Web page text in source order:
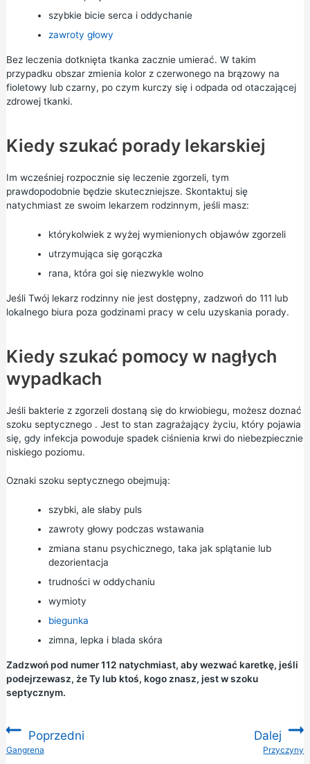
szybkie bicie serca i oddychanie
zawroty głowy
Bez leczenia dotknięta tkanka zacznie umierać. W takim
przypadku obszar zmienia kolor z czerwonego na brązowy na
fioletowy lub czarny, po czym kurczy się i odpada od otaczającej
zdrowej tkanki.
Kiedy szukać porady lekarskiej
Im wcześniej rozpocznie się leczenie zgorzeli, tym
prawdopodobnie będzie skuteczniejsze. Skontaktuj się
natychmiast ze swoim lekarzem rodzinnym, jeśli masz:
którykolwiek z wyżej wymienionych objawów zgorzeli
utrzymująca się gorączka
rana, która goi się niezwykle wolno
Jeśli Twój lekarz rodzinny nie jest dostępny, zadzwoń do 111 lub
lokalnego biura poza godzinami pracy wcelu uzyskania porady.
Kiedy szukać pomocy w nagłych
wypadkach
Jeśli bakterie z zgorzeli dostaną się do krwiobiegu, możesz doznać
szoku septycznego. Jest to stan zagrażający życiu, który pojawia
się, gdy infekcja powoduje spadek ciśnienia krwi do niebezpiecznie
niskiego poziomu.
Oznaki szoku septycznego obejmują:
szybki, ale słaby puls
zawroty głowy podczas wstawania
zmiana stanu psychicznego, taka jak splątanie lub
dezorientacja
trudności w oddychaniu
wymioty
biegunka
zimna, lepka i blada skóra
Zadzwoń pod numer 112 natychmiast, aby wezwać karetkę, jeśli
podejrzewasz, że Ty lub ktoś, kogo znasz, jest w szoku
septycznym.
Poprzedni
:Gangrena
Dalej
Przyczyny